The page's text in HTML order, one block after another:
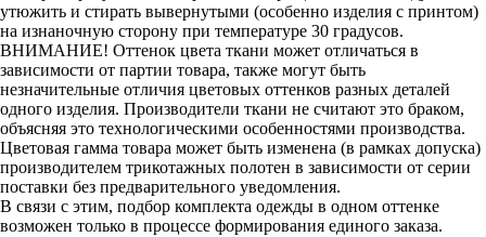
утюжить и стирать вывернутыми (особенно изделия с принтом)
на изнаночную сторону при температуре 30 градусов.
ВНИМАНИЕ! Оттенок цвета ткани может отличаться в
зависимости от партии товара, также могут быть
незначительные отличия цветовых оттенков разных деталей
одного изделия. Производители ткани не считают это браком,
объясняя это технологическими особенностями производства.
Цветовая гамма товара может быть изменена (в рамках допуска)
производителем трикотажных полотен в зависимости от серии
поставки без предварительного уведомления.
В связи с этим, подбор комплекта одежды в одном оттенке
возможен только в процессе формирования единого заказа.